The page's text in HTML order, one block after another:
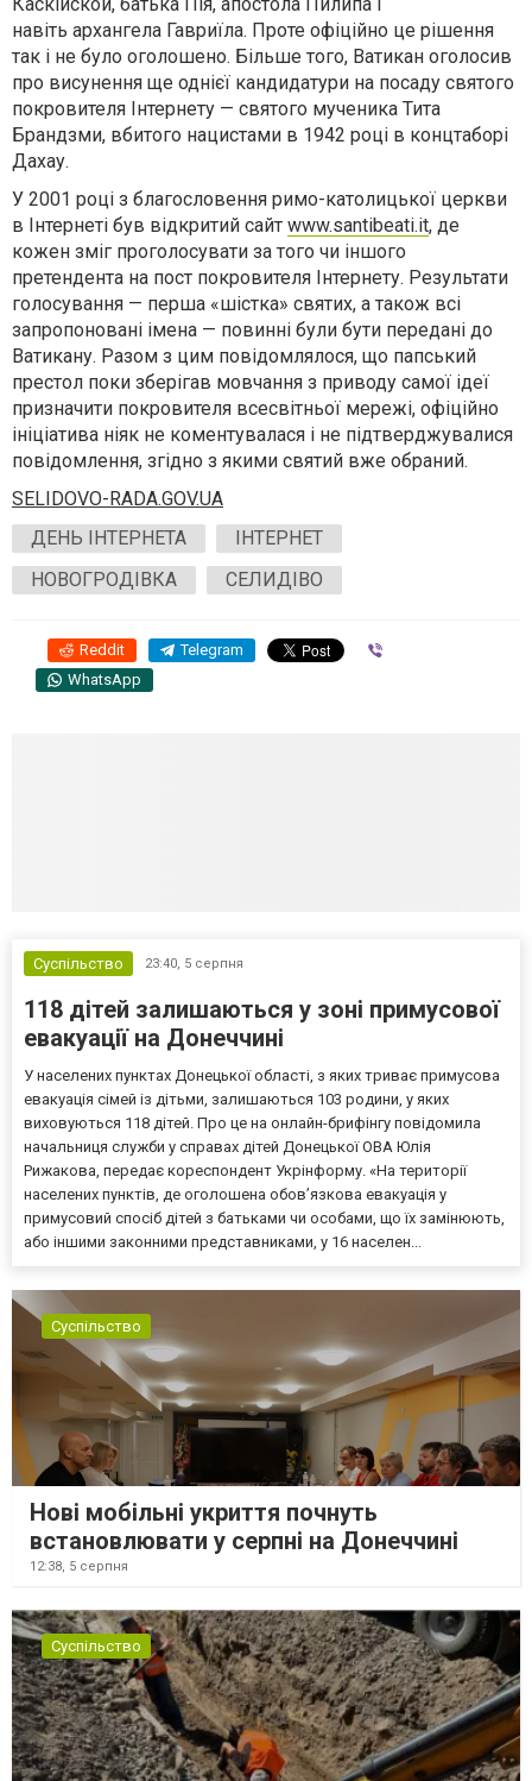
навіть архангела Гавриїла. Проте офіційно це рішення
так і не було оголошено. Більше того, Ватикан оголосив
про висунення ще однієї кандидатури на посаду святого
покровителя Інтернету — святого мученика Тита
Брандзми, вбитого нацистами в 1942 році в концтаборі
Дахау.
У 2001 році з благословення римо-католицької церкви
в Інтернеті був відкритий сайт www.santibeati.it, де
кожен зміг проголосувати за того чи іншого
претендента на пост покровителя Інтернету. Результати
голосування — перша «шістка» святих, а також всі
запропоновані імена — повинні були бути передані до
Ватикану. Разом з цим повідомлялося, що папський
престол поки зберігав мовчання з приводу самої ідеї
призначити покровителя всесвітньої мережі, офіційно
ініціатива ніяк не коментувалася і не підтверджувалися
повідомлення, згідно з якими святий вже обраний.
SELIDOVO-RADA.GOV.UA
ДЕНЬ ІНТЕРНЕТА
ІНТЕРНЕТ
НОВОГРОДІВКА
СЕЛИДІВО
Reddit Telegram
WhatsApp
Суспільство 23:40, 5 серпня
118 дітей залишаються у зоні примусової
евакуації на Донеччині
У населених пунктах Донецької області, з яких триває примусова
евакуація сімей із дітьми, залишаються 103 родини, у яких
виховуються 118 дітей. Про це на онлайн-брифінгу повідомила
начальниця служби у справах дітей Донецької ОВА Юлія
Рижакова, передає кореспондент Укрінформу. «На території
населених пунктів, де оголошена обов’язкова евакуація у
примусовий спосіб дітей з батьками чи особами, що їх замінюють,
або іншими законними представниками, у 16 населен...
Суспільство
Нові мобільні укриття почнуть
встановлювати у серпні на Донеччині
12:38, 5 серпня
Суспільство